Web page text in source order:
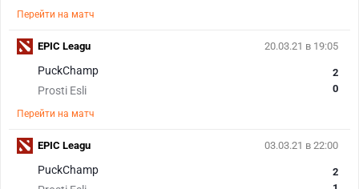
Перейти на матч
20.03.21 в 19:05
PuckChamp
Prosti Esli
2
0
Перейти на матч
EPIC Leagu
03.03.21 в 22:00
PuckChamp
2
EPIC Leagu